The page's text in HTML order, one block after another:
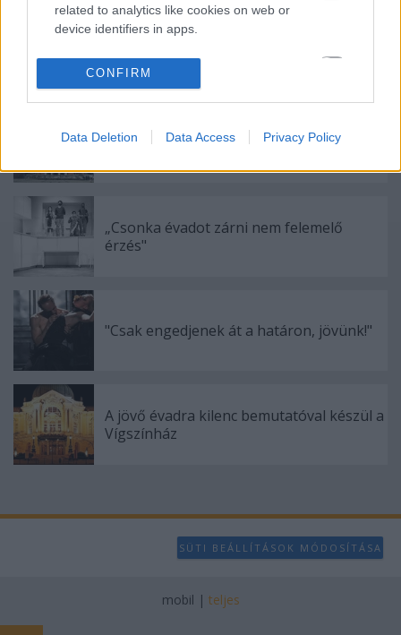
related to analytics like cookies on web or
device identifiers in apps.
I want to allow Google to enable storage
related to functionality of the website or app.
related to personalization.
I want to allow Google to enable storage
related to security, including authentication
functionality and fraud prevention, and other
user protection.
CONFIRM
Data Deletion Data Access Privacy Policy
Épül a Dóm téri szabadtéri színpad
„Csonka évadot zárni nem felemelő
érzés"
"Csak engedjenek át a határon, jövünk!"
A jövő évadra kilenc bemutatóval készül a
Vígszínház
SÜTI BEÁLLÍTÁSOK MÓDOSÍTÁSA
mobil | teljes